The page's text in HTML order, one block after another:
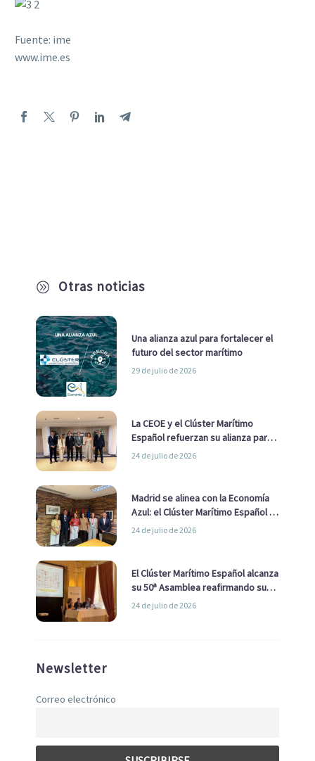
A Otras noticias
Una alianza azul para fortalecer el
futuro del sector marítimo
29 de julio de 2026
La CEOE y el Clúster Marítimo
Español refuerzan su alianza para
impulsar una estrategia Nacional
24 de julio de 2026
Madrid se alinea con la Economía
Azul: el Clúster Marítimo Español y
la Real Liga Naval avanzan alianzas
24 de julio de 2026
El Clúster Marítimo Español alcanza
su 50ª Asamblea reafirmando su
liderazgo en la Economía Azul
24 de julio de 2026
Newsletter
Correo electrónico
Fuente: ime
www.ime.es